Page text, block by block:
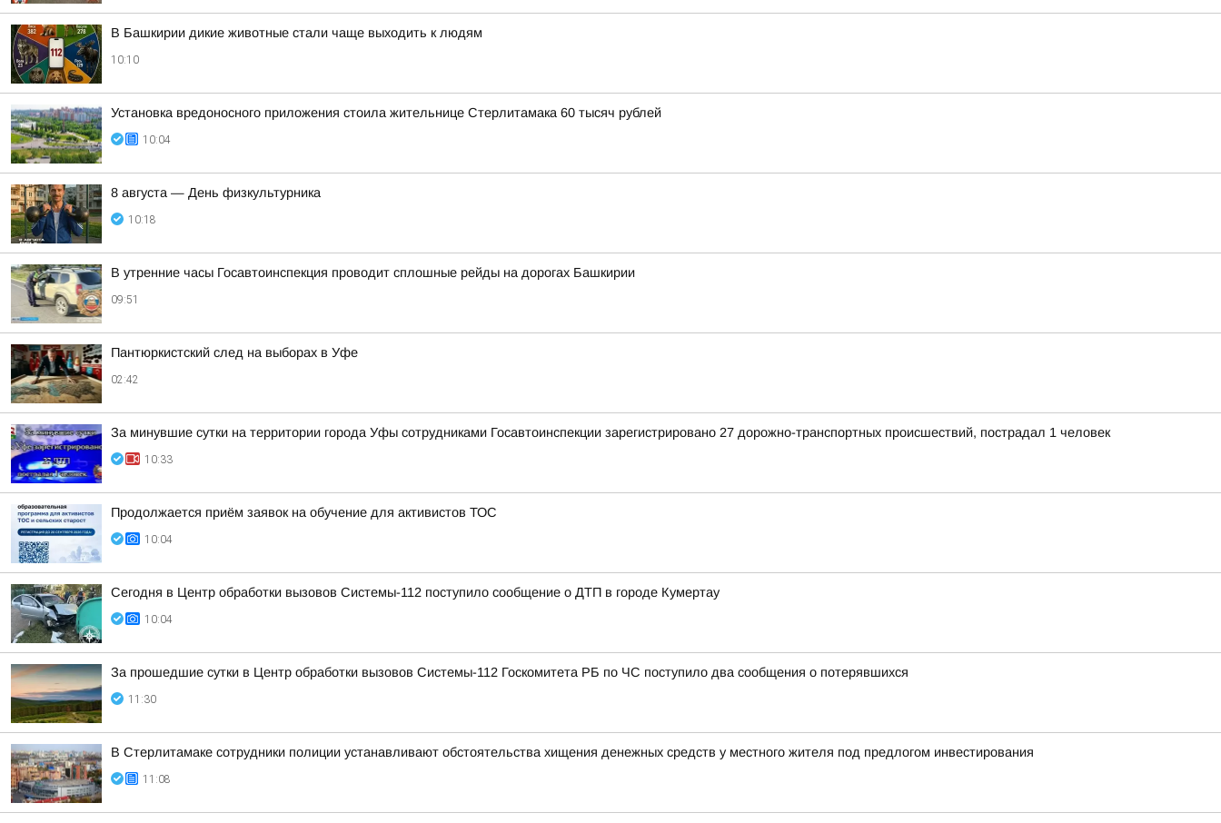
В Башкирии дикие животные стали чаще выходить к людям
10:10
Установка вредоносного приложения стоила жительнице Стерлитамака 60 тысяч рублей
10:04
8 августа — День физкультурника
10:18
В утренние часы Госавтоинспекция проводит сплошные рейды на дорогах Башкирии
09:51
Пантюркистский след на выборах в Уфе
02:42
За минувшие сутки на территории города Уфы сотрудниками Госавтоинспекции зарегистрировано 27 дорожно-транспортных происшествий, пострадал 1 человек
10:33
Продолжается приём заявок на обучение для активистов ТОС
10:04
Сегодня в Центр обработки вызовов Системы-112 поступило сообщение о ДТП в городе Кумертау
10:04
За прошедшие сутки в Центр обработки вызовов Системы-112 Госкомитета РБ по ЧС поступило два сообщения о потерявшихся
11:30
В Стерлитамаке сотрудники полиции устанавливают обстоятельства хищения денежных средств у местного жителя под предлогом инвестирования
11:08